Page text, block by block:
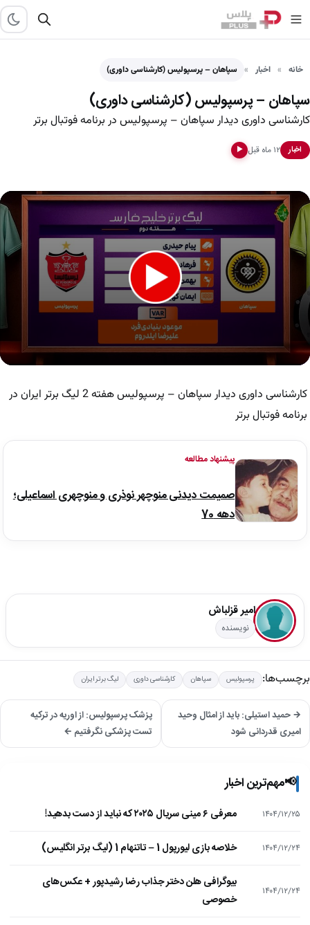
خانه اخبار سپاهان – پرسپولیس (کارشناسی داوری)
سپاهان – پرسپولیس (کارشناسی داوری)
کارشناسی داوری دیدار سپاهان – پرسپولیس در برنامه فوتبال برتر
اخبار ۱۲ ماه قبل ▶
seconds
کارشناسی داوری دیدار سپاهان – پرسپولیس هفته 2 لیگ برتر ایران در
برنامه فوتبال برتر
پیشنهاد مطالعه
صمیمت دیدنی منوچهر نوذری و منوچهری اسماعیلی؛
دهه 70
امیر قزلباش
نویسنده
برچسب‌ها: پرسپولیس سپاهان کارشناسی داوری لیگ برتر ایران
→ حمید استیلی: باید از امثال وحید
امیری قدردانی شود
پزشک پرسپولیس: از اوریه در ترکیه
تست پزشکی نگرفتیم ←
📢مهم‌ترین اخبار
۱۴۰۴/۱۲/۲۵ معرفی ۶ مینی سریال ۲۰۲۵ که نباید از دست بدهید!
۱۴۰۴/۱۲/۲۴ خلاصه بازی لیورپول 1 – تاتنهام 1 (لیگ برتر انگلیس)
۱۴۰۴/۱۲/۲۴
بیوگرافی هلن دختر جذاب رضا رشیدپور + عکس‌های
خصوصی